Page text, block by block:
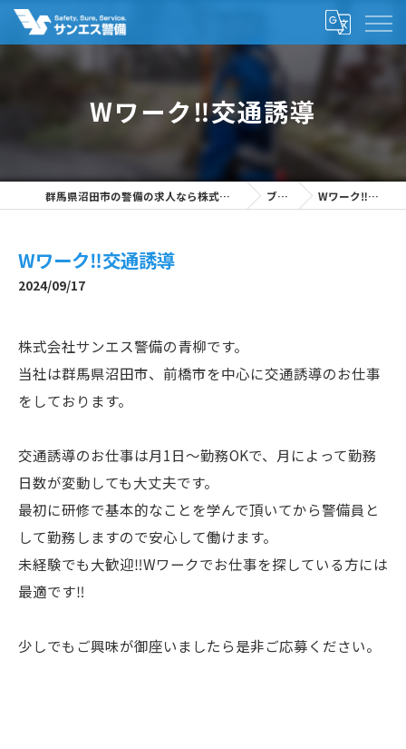
Wワーク‼交通誘導
群馬県沼田市の警備の求人なら株式会社サンエス警備 ブログ Wワーク‼交通誘導
Wワーク‼交通誘導
2024/09/17
株式会社サンエス警備の青柳です。
当社は群馬県沼田市、前橋市を中心に交通誘導のお仕事
をしております。
交通誘導のお仕事は月1日～勤務OKで、月によって勤務
日数が変動しても大丈夫です。
最初に研修で基本的なことを学んで頂いてから警備員と
して勤務しますので安心して働けます。
未経験でも大歓迎‼Wワークでお仕事を探している方には
最適です‼
少しでもご興味が御座いましたら是非ご応募ください。